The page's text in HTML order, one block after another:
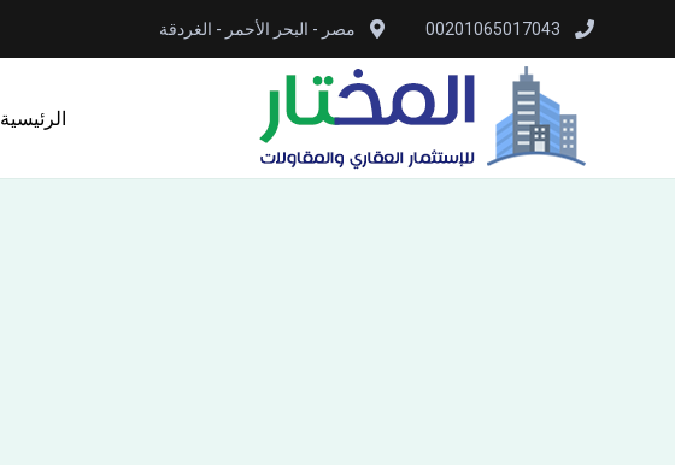
00201065017043 مصر - البحر الأحمر - الغردقة
الرئيسية